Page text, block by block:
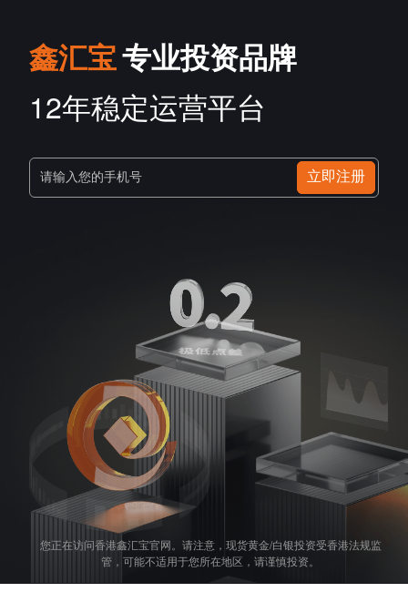
鑫汇宝专业投资品牌
12年稳定运营平台
请输入您的手机号 立即注册
您正在访问香港鑫汇宝官网。请注意，现货黄金/白银投资受香港法规监
管，可能不适用于您所在地区，请谨慎投资。